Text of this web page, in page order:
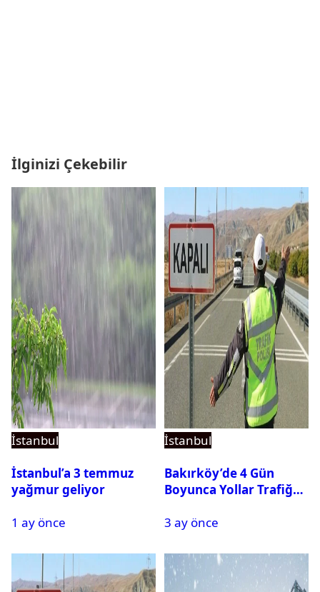
İlginizi Çekebilir
İstanbul
İstanbul’a 3 temmuz
yağmur geliyor
1 ay önce
İstanbul
Bakırköy’de 4 Gün
Boyunca Yollar Trafiğe
3 ay önce